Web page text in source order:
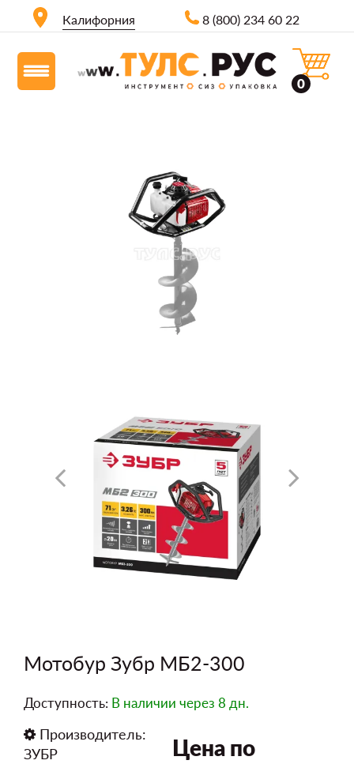
Калифорния 8 (800) 234 60 22
0
Мотобур Зубр МБ2-300
Доступность: В наличии через 8 дн.
Производитель:
ЗУБР
Цена по